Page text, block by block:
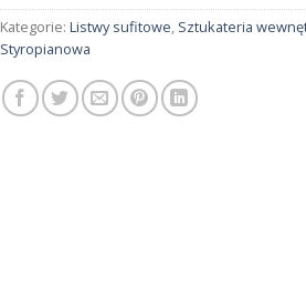
Kategorie: Listwy sufitowe, Sztukateria
Styropianowa